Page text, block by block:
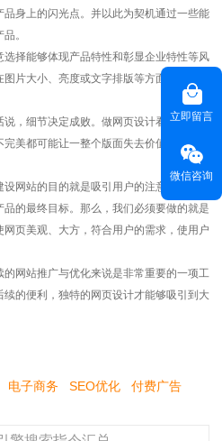
身上的闪光点。并以此为契机通过一些能
。
择能够体现产品特性和彰显企业特性等风
片大小、亮度或文字排版等方面的加工进
，细节决定成败。做网页设计看重的是网
美都可能让一整个版面失去价值。所以
站的目的就是吸引用户的注意，提高网
的最终目标。那么，我们必须要做的就是
页美观、大方，符合用户的需求，使用户
的网站推广与优化来说是非常重要的一项工
的便利，独特的网页设计才能够吸引到大
电子商务 SEO优化 付费广告
立即留言
微信咨询